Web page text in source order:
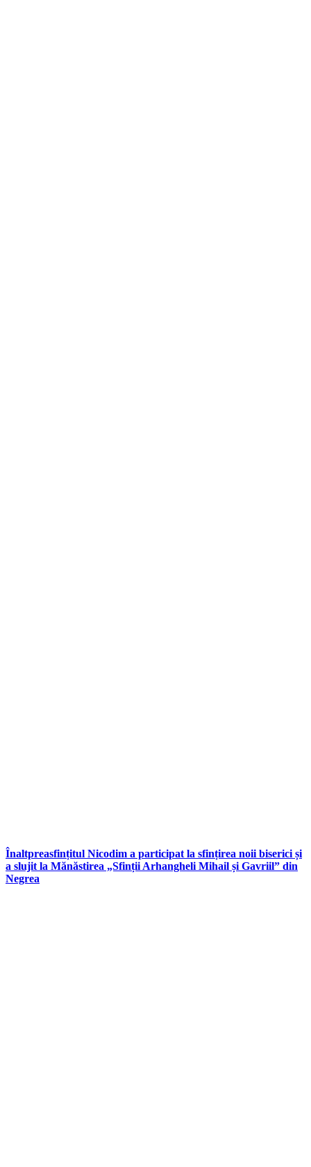
Înaltpreasfințitul Nicodim a participat la sfințirea noii biserici și
a slujit la Mănăstirea „Sfinții Arhangheli Mihail și Gavriil” din
Negrea